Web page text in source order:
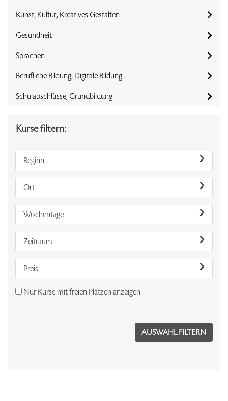
Kunst, Kultur, Kreatives Gestalten
Gesundheit
Sprachen
Berufliche Bildung, Digitale Bildung
Schulabschlüsse, Grundbildung
Kurse filtern:
Beginn
Ort
Wochentage
Zeitraum
Preis
Nur Kurse mit freien Plätzen anzeigen